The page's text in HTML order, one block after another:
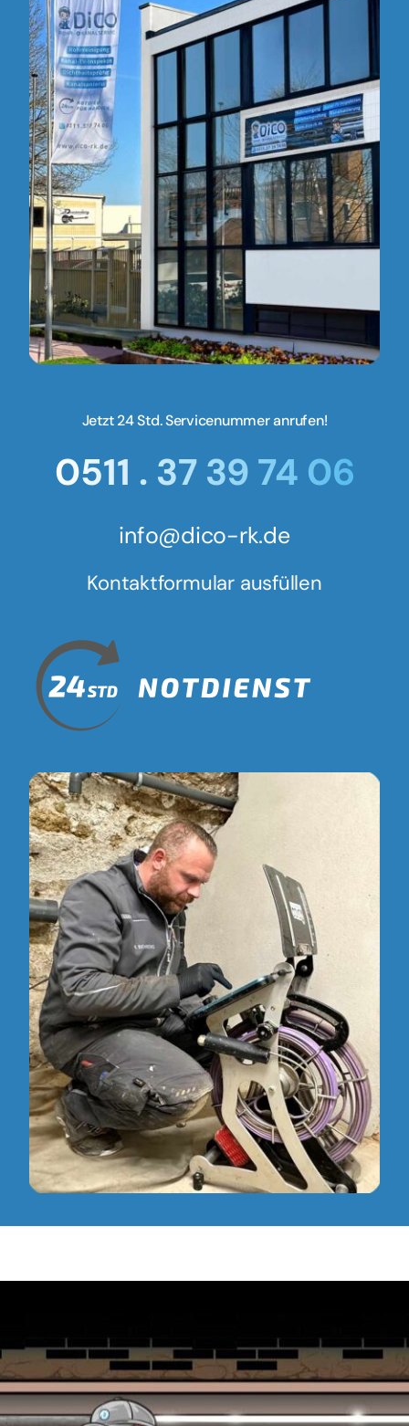
Jetzt 24 Std. Servicenummer anrufen!
0511 . 37 39 74 06
info@dico-rk.de
Kontaktformular ausfüllen